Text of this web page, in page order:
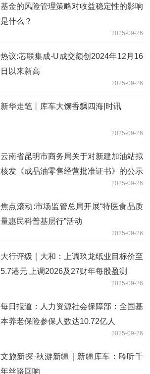
基金的风险管理策略对收益稳定性的影响
是什么？
2025-09-26
热议:芯联集成-U成交额创2024年12月16
日以来新高
2025-09-26
新华走笔丨库车大馕香飘四海|时讯
2025-09-26
云南省昆明市商务局关于对新建加油站拟
核发《成品油零售经营批准证书》的公示
2025-09-26
焦点滚动:市场监管总局开展“特医食品质
量惠民科普基层行”活动
2025-09-26
大行评级｜大和：上调玖龙纸业目标价至
5.7港元 上调2026及27财年每股盈测
2025-09-26
每日报道：人力资源社会保障部：全国基
本养老保险参保人数达10.72亿人
2025-09-26
文旅新探·秋游新疆｜新疆库车：聆听千
年丝路回响